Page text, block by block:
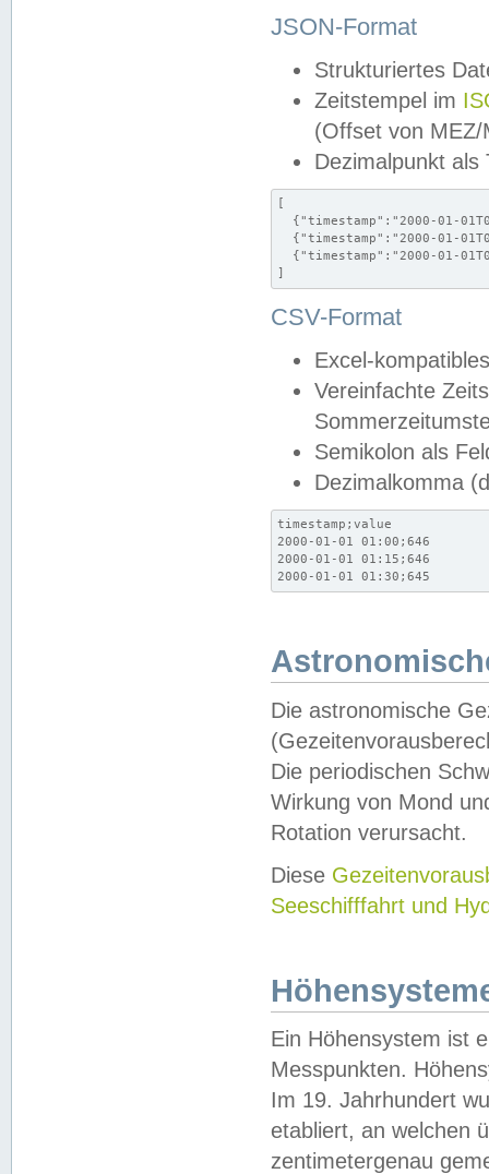
JSON-Format
Strukturiertes
Zeitstempel im
(Offset von MEZ/
Dezimalpunkt als
[
{"timestamp":"2000-01-
{"timestamp":"2000-01-
{"timestamp":"2000-01-
]
CSV-Format
Excel-
Vereinfachte
Semikolon als
Dezimalkomma
timestamp;value
2000-01-01 01:00;646
2000-01-01 01:15;646
2000-01-01 01:30;645
Die astronomische
Die periodischen
Wirkung von Mond
Rotation verursacht.
Diese
Seeschifffahrt und
Ein Höhensystem ist
Messpunkten.
Im 19. Jahrhundert
etabliert, an welchen
zentimetergenau